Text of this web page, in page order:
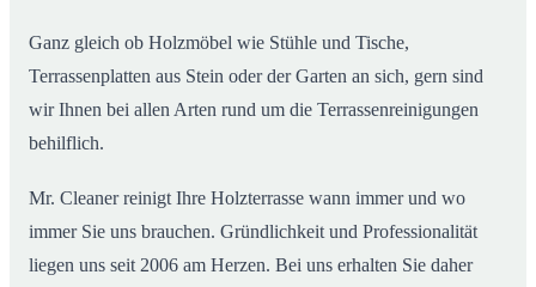
Ganz gleich ob Holzmöbel wie Stühle und Tische,
Terrassenplatten aus Stein oder der Garten an sich, gern sind
wir Ihnen bei allen Arten rund um die Terrassenreinigungen
behilflich.
Mr. Cleaner reinigt Ihre Holzterrasse wann immer und wo
immer Sie uns brauchen. Gründlichkeit und Professionalität
liegen uns seit 2006 am Herzen. Bei uns erhalten Sie daher